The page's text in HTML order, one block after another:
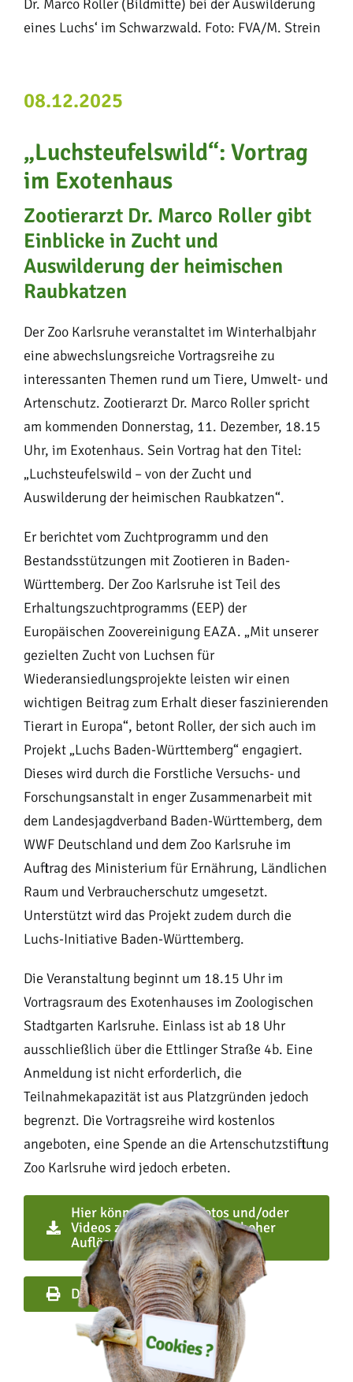
Dr. Marco Roller (Bildmitte) bei der Auswilderung
eines Luchs‘ im Schwarzwald. Foto: FVA/M. Strein
08.12.2025
„Luchsteufelswild“: Vortrag
im Exotenhaus
Zootierarzt Dr. Marco Roller gibt
Einblicke in Zucht und
Auswilderung der heimischen
Raubkatzen
Der Zoo Karlsruhe veranstaltet im Winterhalbjahr
eine abwechslungsreiche Vortragsreihe zu
interessanten Themen rund um Tiere, Umwelt- und
Artenschutz. Zootierarzt Dr. Marco Roller spricht
am kommenden Donnerstag, 11. Dezember, 18.15
Uhr, im Exotenhaus. Sein Vortrag hat den Titel:
„Luchsteufelswild – von der Zucht und
Auswilderung der heimischen Raubkatzen“.
Er berichtet vom Zuchtprogramm und den
Bestandsstützungen mit Zootieren in Baden-
Württemberg. Der Zoo Karlsruhe ist Teil des
Erhaltungszuchtprogramms (EEP) der
Europäischen Zoovereinigung EAZA. „Mit unserer
gezielten Zucht von Luchsen für
Wiederansiedlungsprojekte leisten wir einen
wichtigen Beitrag zum Erhalt dieser faszinierenden
Tierart in Europa“, betont Roller, der sich auch im
Projekt „Luchs Baden-Württemberg“ engagiert.
Dieses wird durch die Forstliche Versuchs- und
Forschungsanstalt in enger Zusammenarbeit mit
dem Landesjagdverband Baden-Württemberg, dem
WWF Deutschland und dem Zoo Karlsruhe im
Auftrag des Ministerium für Ernährung, Ländlichen
Raum und Verbraucherschutz umgesetzt.
Unterstützt wird das Projekt zudem durch die
Luchs-Initiative Baden-Württemberg.
Die Veranstaltung beginnt um 18.15 Uhr im
Vortragsraum des Exotenhauses im Zoologischen
Stadtgarten Karlsruhe. Einlass ist ab 18 Uhr
ausschließlich über die Ettlinger Straße 4b. Eine
Anmeldung ist nicht erforderlich, die
Teilnahmekapazität ist aus Platzgründen jedoch
begrenzt. Die Vortragsreihe wird kostenlos
angeboten, eine Spende an die Artenschutzstiftung
Zoo Karlsruhe wird jedoch erbeten.
Hier können Sie sich Fotos und/oder
Videos zum Presseartikel in hoher
Auflösung herunterladen
Drucken